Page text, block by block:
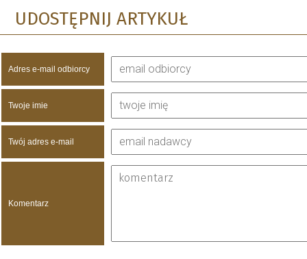
UDOSTĘPNIJ ARTYKUŁ
Adres e-mail odbiorcy
Twoje imie
Twój adres e-mail
Komentarz